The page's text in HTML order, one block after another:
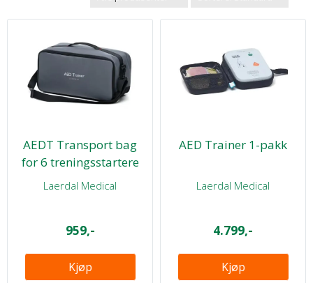
AEDT Transport bag
for 6 treningsstartere
Laerdal Medical
959,-
Kjøp
AED Trainer 1-pakk
Laerdal Medical
4.799,-
Kjøp